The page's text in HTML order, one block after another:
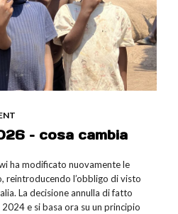
– cosa cambia
ha modificato nuovamente le
reintroducendo l’obbligo di visto
La decisione annulla di fatto
e si basa ora su un principio